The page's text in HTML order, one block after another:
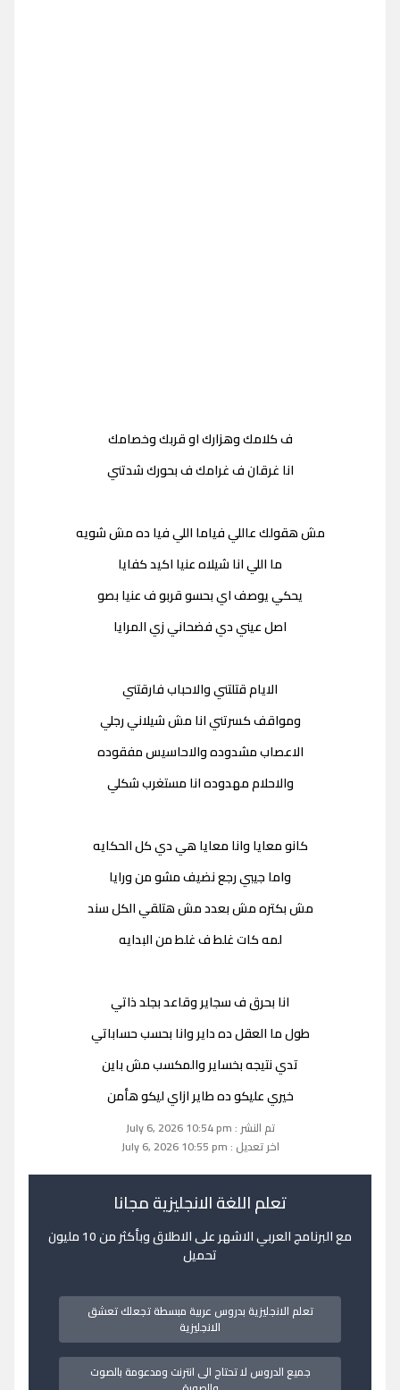
ف كلامك وهزارك او قربك وخصامك
انا غرقان ف غرامك ف بحورك شدتني
مش هقولك عاللي فياما اللي فيا ده مش شويه
ما اللي انا شيلاه عنيا اكيد كفايا
يحكي يوصف اي بحسو قربو ف عنيا بصو
اصل عيني دي فضحاني زي المرايا
الايام قتلتني والاحباب فارقتني
ومواقف كسرتني انا مش شيلاني رجلي
الاعصاب مشدوده والاحاسيس مفقوده
والاحلام مهدوده انا مستغرب شكلي
كانو معايا وانا معايا هي دي كل الحكايه
واما جيبي رجع نضيف مشو من ورايا
مش بكتره مش بعدد مش هتلقي الكل سند
لمه كات غلط ف غلط من البدايه
انا بحرق ف سجاير وقاعد بجلد ذاتي
طول ما العقل ده داير وانا بحسب حساباتي
تدي نتيجه بخساير والمكسب مش باين
خيري عليكو ده طاير ازاي ليكو هأمن
تم النشر : July 6, 2026 10:54 pm
اخر تعديل : July 6, 2026 10:55 pm
تعلم اللغة الانجليزية مجانا
مع البرنامج العربي الاشهر على الاطلاق وبأكثر من 10 مليون
تحميل
تعلم الانجليزية بدروس عربية مبسطة تجعلك تعشق
الانجليزية
جميع الدروس لا تحتاج الى انترنت ومدعومة بالصوت